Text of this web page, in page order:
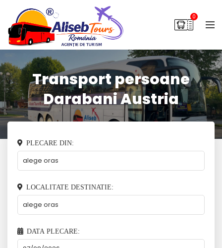
0
Transport persoane
Darabani Austria
PLECARE DIN:
LOCALITATE DESTINATIE:
DATA PLECARE: